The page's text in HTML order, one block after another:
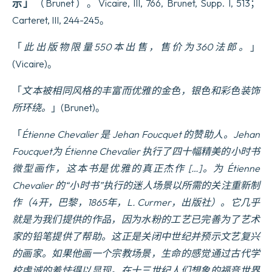
示」
（Brunet）。Vicaire, III, 766, Brunet, Supp. I, 513；
Carteret, III, 244-245。
「 此出版物限量550本出售，售价为360法郎。
」
(Vicaire)。
「文本被相同风格的丰富而优雅的金色，银色和彩色装饰
所环绕。
」(Brunet)。
「Étienne Chevalier 是 Jehan Foucquet 的赞助人。Jehan
Foucquet为 Étienne Chevalier 执行了四十幅精美的小时书
微型画作，这本书是优雅的真正杰作 […]。为 Étienne
Chevalier 的“小时书”执行的迷人场景以所需的关注重新制
作（4开，巴黎，1865年，L. Curmer，出版社）。它几乎
就是为我们提供的作品，因为水粉的工艺已完善为了艺术
家的铅笔提供了帮助。这正是关闭中世纪并预示文艺复兴
的画家。如果他画一个宗教场景，生命的感觉通过古代学